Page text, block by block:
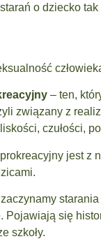
o dziecko
– ten,
związany z
czułości,
jest z
zaczynamy
Pojawiają się
szkoły.